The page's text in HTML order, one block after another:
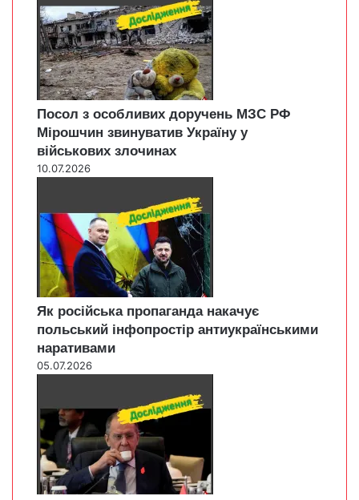
Посол з особливих доручень МЗС РФ
Мірошчин звинуватив Україну у
військових злочинах
10.07.2026
Як російська пропаганда накачує
польський інфопростір антиукраїнськими
наративами
05.07.2026